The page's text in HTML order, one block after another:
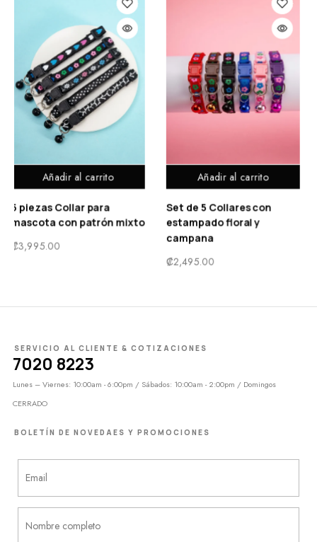
Añadir al carrito
Set de 5 Collares con
estampado floral y
Añadir al carrito
Collar colgante con
campana – Unitalla
₡1,690.00
SERVICIO AL CLIENTE & COTIZACIONES
7020 8223
Lunes – Viernes: 10:00am - 6:00pm / Sábados: 10:00am - 2:00pm / Domingos
CERRADO
BOLETÍN DE NOVEDAES Y PROMOCIONES